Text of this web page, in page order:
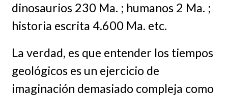
dinosaurios 230 Ma. ; humanos 2 Ma. ;
historia escrita 4.600 Ma. etc.
La verdad, es que entender los tiempos
geológicos es un ejercicio de
imaginación demasiado compleja como